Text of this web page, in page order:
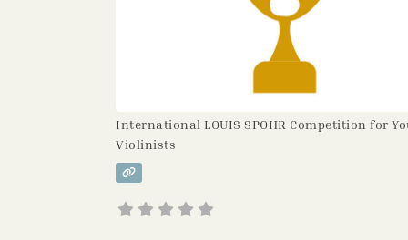
International LOUIS SPOHR Competition for
Violinists